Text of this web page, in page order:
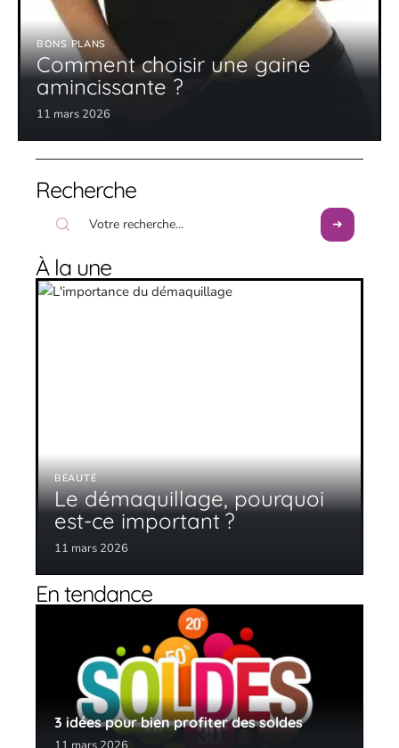
BONS PLANS
Comment choisir une gaine
amincissante ?
11 mars 2026
Recherche
À la une
BEAUTÉ
Le démaquillage, pourquoi
est-ce important ?
11 mars 2026
En tendance
3 idées pour bien profiter des soldes